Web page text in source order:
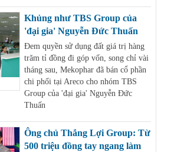
Khủng như TBS Group của
'đại gia' Nguyễn Đức Thuấn
Đem quyền sử dụng đất giá trị hàng
trăm tỉ đồng đi góp vốn, song chỉ vài
tháng sau, Mekophar đã bán cổ phần
chi phối tại Areco cho nhóm TBS
Group của 'đại gia' Nguyễn Đức
Thuấn
Ông chủ Thắng Lợi Group: Từ
500 triệu đồng tay ngang làm